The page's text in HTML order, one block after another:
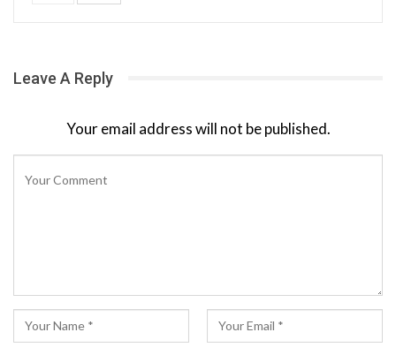
Leave A Reply
Your email address will not be published.